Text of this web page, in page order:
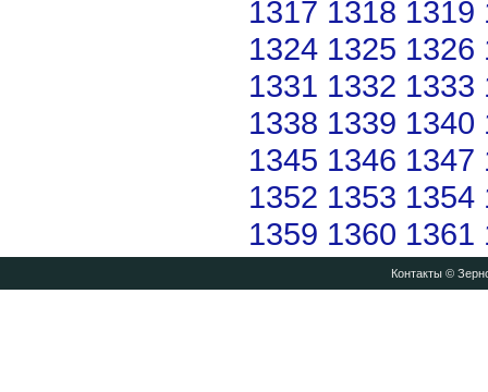
1317 1318 1319
1324 1325 1326
1331 1332 1333
1338 1339 1340
1345 1346 1347
1352 1353 1354
1359 1360 1361
Контакты©